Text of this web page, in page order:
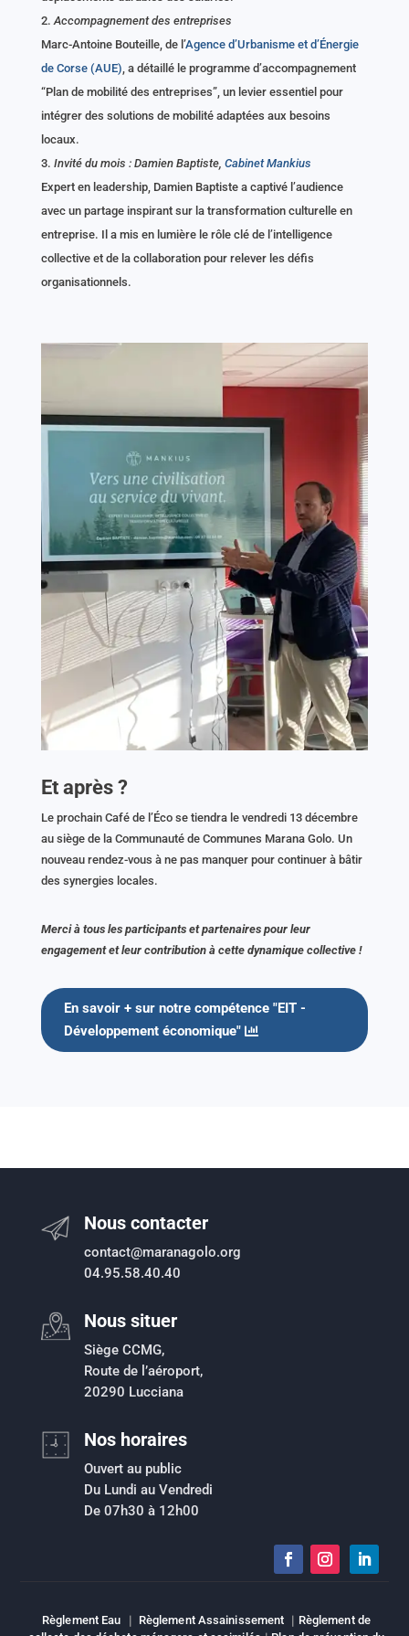
Accompagnement des entreprises
Marc-Antoine Bouteille, de l’Agence d’Urbanisme et d’Énergie
de Corse (AUE), a détaillé le programme d’accompagnement
“Plan de mobilité des entreprises”, un levier essentiel pour
intégrer des solutions de mobilité adaptées aux besoins
locaux.
Invité du mois : Damien Baptiste, Cabinet Mankius
Expert en leadership, Damien Baptiste a captivé l’audience
avec un partage inspirant sur la transformation culturelle en
entreprise. Il a mis en lumière le rôle clé de l’intelligence
collective et de la collaboration pour relever les défis
organisationnels.
Et après ?
Le prochain Café de l’Éco se tiendra le vendredi 13 décembre
au siège de la Communauté de Communes Marana Golo. Un
nouveau rendez-vous à ne pas manquer pour continuer à bâtir
des synergies locales.
Merci à tous les participants et partenaires pour leur
engagement et leur contribution à cette dynamique collective !
En savoir + sur notre compétence "EIT -
Développement économique"
Nous contacter
contact@maranagolo.org
04.95.58.40.40
Nous situer
Siège CCMG,
Route de l’aéroport,
20290 Lucciana
Nos horaires
Ouvert au public
Du Lundi au Vendredi
De 07h30 à 12h00
Règlement Eau | Règlement Assainissement | Règlement de